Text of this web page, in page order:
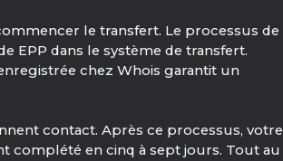
le transfert. Le processus de
EPP dans le système de transfert.
chez Whois garantit un
contact. Après ce processus, votre
complété en cinq à sept jours. Tout au